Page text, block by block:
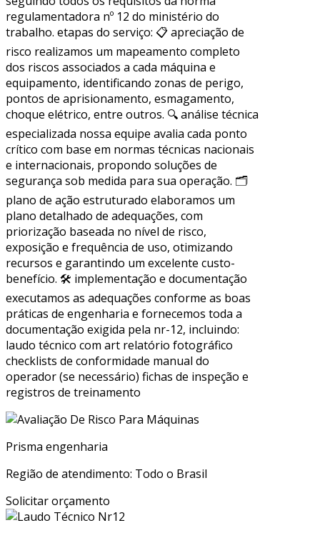
regulamentadora nº 12 do ministério do
trabalho. etapas do serviço: 📋 apreciação de
risco realizamos um mapeamento completo
dos riscos associados a cada máquina e
equipamento, identificando zonas de perigo,
pontos de aprisionamento, esmagamento,
choque elétrico, entre outros. 🔍 análise técnica
especializada nossa equipe avalia cada ponto
crítico com base em normas técnicas nacionais
e internacionais, propondo soluções de
segurança sob medida para sua operação. 🗂
plano de ação estruturado elaboramos um
plano detalhado de adequações, com
priorização baseada no nível de risco,
exposição e frequência de uso, otimizando
recursos e garantindo um excelente custo-
benefício. 🛠 implementação e documentação
executamos as adequações conforme as boas
práticas de engenharia e fornecemos toda a
documentação exigida pela nr-12, incluindo:
laudo técnico com art relatório fotográfico
checklists de conformidade manual do
operador (se necessário) fichas de inspeção e
registros de treinamento
Prisma engenharia
Região de atendimento: Todo o Brasil
Solicitar orçamento